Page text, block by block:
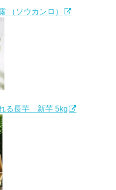
（ソウカンロ）
る長芋 新芋 5kg